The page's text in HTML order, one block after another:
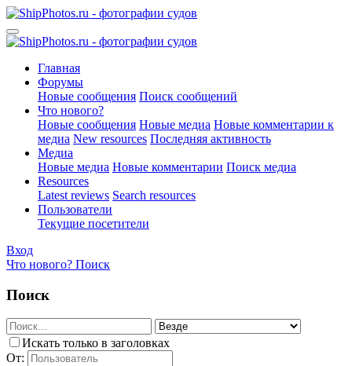
Главная
Форумы
Новые сообщения Поиск сообщений
Что нового?
Новые сообщения Новые медиа Новые комментарии к
медиа New resources Последняя активность
Медиа
Новые медиа Новые комментарии Поиск медиа
Resources
Latest reviews Search resources
Пользователи
Текущие посетители
Вход
Что нового? Поиск
Поиск
Искать только в заголовках
От: